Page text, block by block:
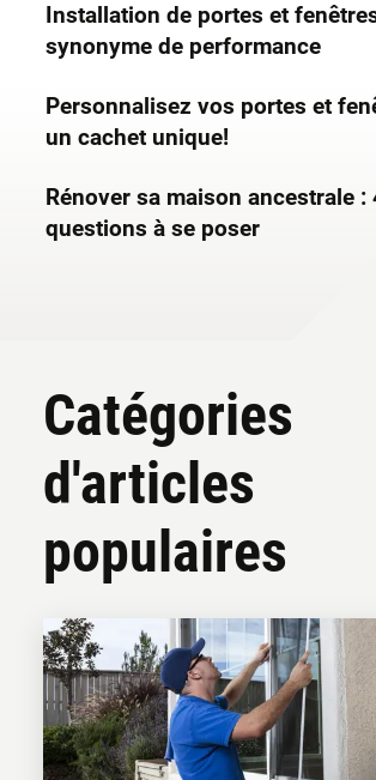
Installation de portes et
synonyme de performance
Personnalisez vos portes et
un cachet unique!
Rénover sa maison ancestrale :
questions à se poser
Catégories
d'articles
populaires